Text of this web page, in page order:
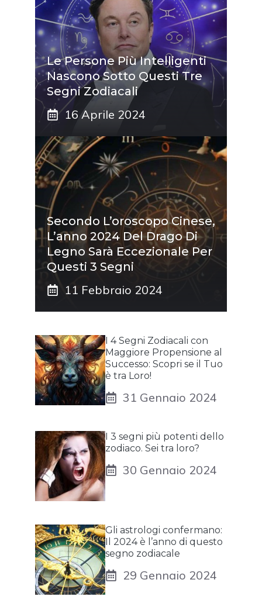
Le Persone Più Intelligenti
Nascono Sotto Questi Tre
Segni Zodiacali
16 Aprile 2024
Secondo L’oroscopo Cinese,
L’anno 2024 Del Drago Di
Legno Sarà Eccezionale Per
Questi 3 Segni
11 Febbraio 2024
I 4 Segni Zodiacali con
Maggiore Propensione al
Successo: Scopri se il Tuo
è tra Loro!
31 Gennaio 2024
I 3 segni più potenti dello
zodiaco. Sei tra loro?
30 Gennaio 2024
Gli astrologi confermano:
Il 2024 è l’anno di questo
segno zodiacale
29 Gennaio 2024